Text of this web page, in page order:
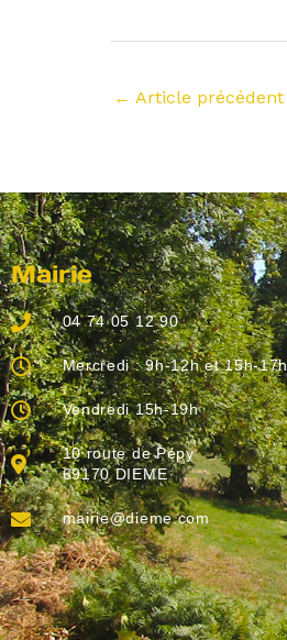
← Article précédent
Mairie
04 74 05 12 90
Mercredi : 9h-12h et 15h-17h
Vendredi 15h-19h
10 route de Pépy
69170 DIEME
mairie@dieme.com